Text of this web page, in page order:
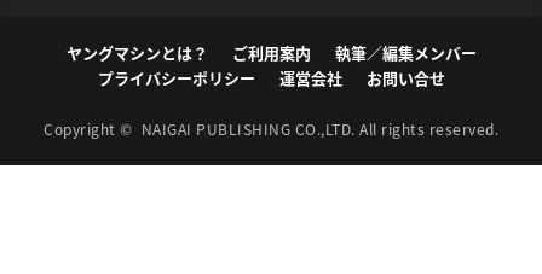
ヤングマシンとは？ ご利用案内
執筆／編集メンバー
プライバシーポリシー
運営会社 お問い合せ
Copyright © NAIGAI PUBLISHING CO.,LTD. All rights reserved.